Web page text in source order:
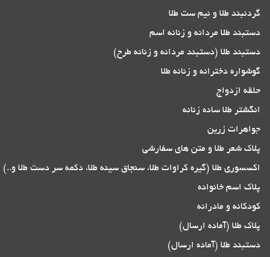
گردنبند طلا و نیم ست طلا
دستبند طلا مردانه و زنانه اسم
دستبند طلا (دستبند مردانه و زنانه طرح)
گوشواره دخترانه و زنانه طلا
حلقه ازدواج
انگشتر طلا ساده زنانه
جواهرات زرین
پلاک شعر طلا و متن های سفارشی
اکسسوری طلا (گیره کراوات طلا، سنجاق سینه طلا، دکمه سر دست طلا و..)
پلاک اسم خانواده
کودکانه و مادرانه
پلاک طلا (آماده ارسال)
دستبند طلا (آماده ارسال)